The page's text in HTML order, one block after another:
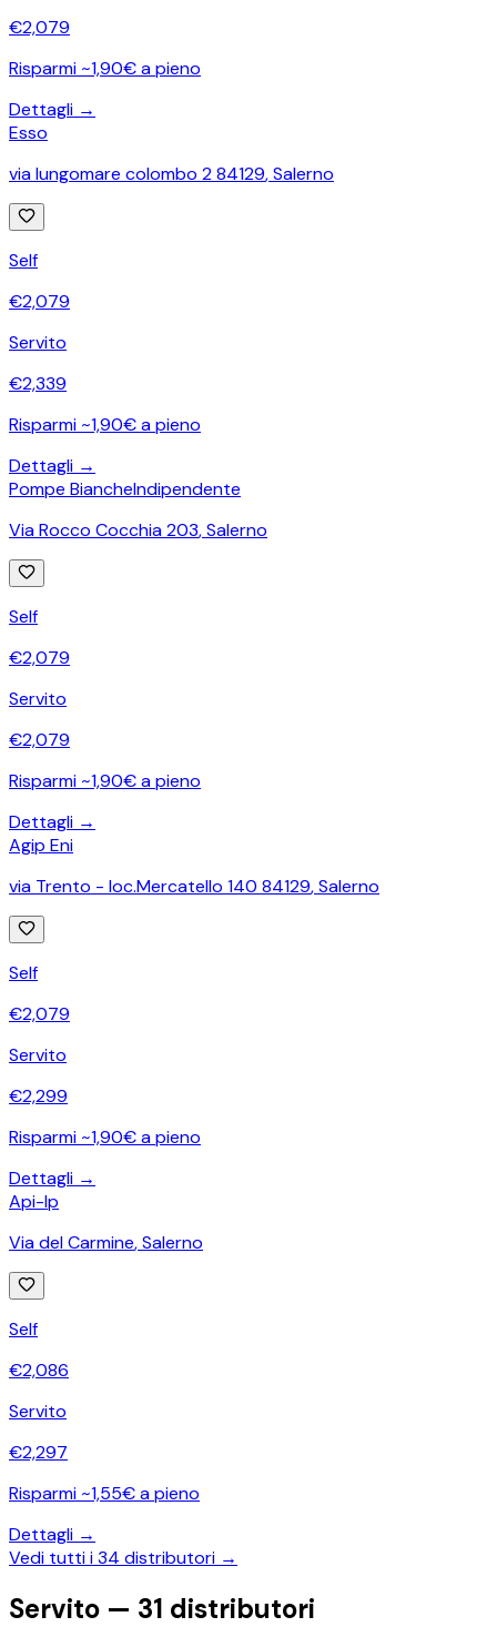
€2,079
Risparmi ~1,90€ a pieno
Dettagli →
Esso
via lungomare colombo 2 84129,Salerno
Self
€2,079
Servito
€2,339
Risparmi ~1,90€ a pieno
Dettagli →
Pompe BiancheIndipendente
Via Rocco Cocchia 203,Salerno
Self
€2,079
Servito
€2,079
Risparmi ~1,90€ a pieno
Dettagli →
Agip Eni
via Trento - loc.Mercatello 140 84129,Salerno
Self
€2,079
Servito
€2,299
Risparmi ~1,90€ a pieno
Dettagli →
Api-Ip
Via del Carmine,Salerno
Self
€2,086
Servito
€2,297
Risparmi ~1,55€ a pieno
Dettagli →
Vedi tutti i34 distributori →
Servito — 31 distributori